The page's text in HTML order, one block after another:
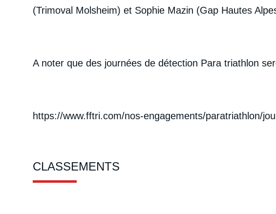
(Trimoval Molsheim) et Sophie Mazin (Gap Hautes
A noter que des journées de détection Para triathlon
https://www.fftri.com/nos-engagements/paratriathlon/
CLASSEMENTS